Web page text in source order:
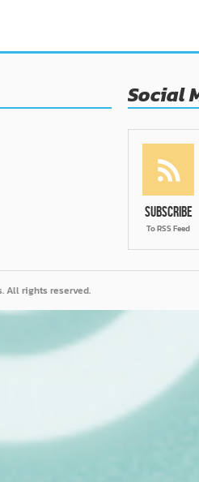
Social
Subscribe
To RSS Feed
All rights reserved.